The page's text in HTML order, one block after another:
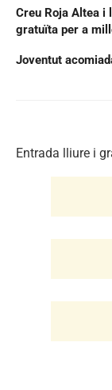
Creu Roja Altea i
gratuïta per a
Joventut
Entrada lliure i